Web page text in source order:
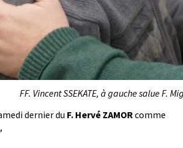
FF. Vincent SSEKATE, à gauche salue F.
dernier du F. Hervé ZAMOR comme